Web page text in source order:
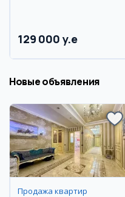
129 000 y.e
Новые объявления
Продажа квартир